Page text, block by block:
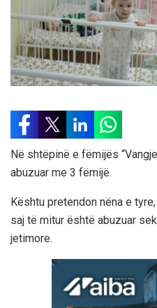
Në shtëpinë e fëmijës
abuzuar me 3 fëmijë.
Kështu pretendon nëna e
saj të mitur është abuzuar
jetimore.